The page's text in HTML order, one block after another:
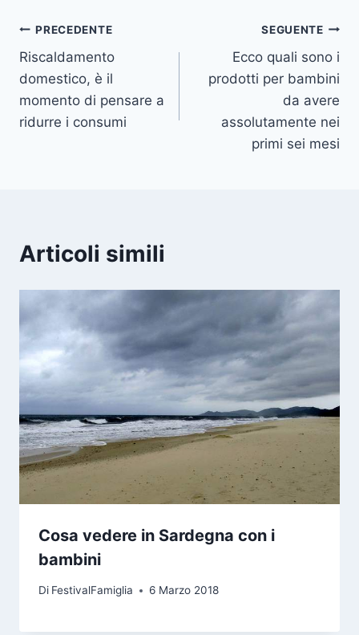
Navigazione
articoli
PRECEDENTE
Riscaldamento
domestico, è il
momento di pensare a
ridurre i consumi
SEGUENTE
Ecco quali sono i
prodotti per bambini
da avere
assolutamente nei
primi sei mesi
Articoli simili
Cosa vedere in Sardegna con i
bambini
Di FestivalFamiglia 6 Marzo 2018